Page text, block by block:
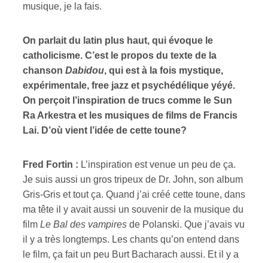
musique, je la fais.
On parlait du latin plus haut, qui évoque le
catholicisme. C’est le propos du texte de la
chanson Dabidou, qui est à la fois mystique,
expérimentale, free jazz et psychédélique yéyé.
On perçoit l’inspiration de trucs comme le Sun
Ra Arkestra et les musiques de films de Francis
Lai. D’où vient l’idée de cette toune?
Fred Fortin : L’inspiration est venue un peu de ça.
Je suis aussi un gros tripeux de Dr. John, son album
Gris-Gris et tout ça. Quand j’ai créé cette toune, dans
ma tête il y avait aussi un souvenir de la musique du
film Le Bal des vampires de Polanski. Que j’avais vu
il y a très longtemps. Les chants qu’on entend dans
le film, ça fait un peu Burt Bacharach aussi. Et il y a